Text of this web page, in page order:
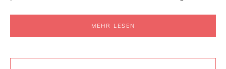
MEHR LESEN